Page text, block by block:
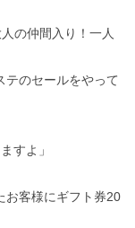
の仲間入り！一人
テのセールをやって
すよ」
お客様にギフト券20